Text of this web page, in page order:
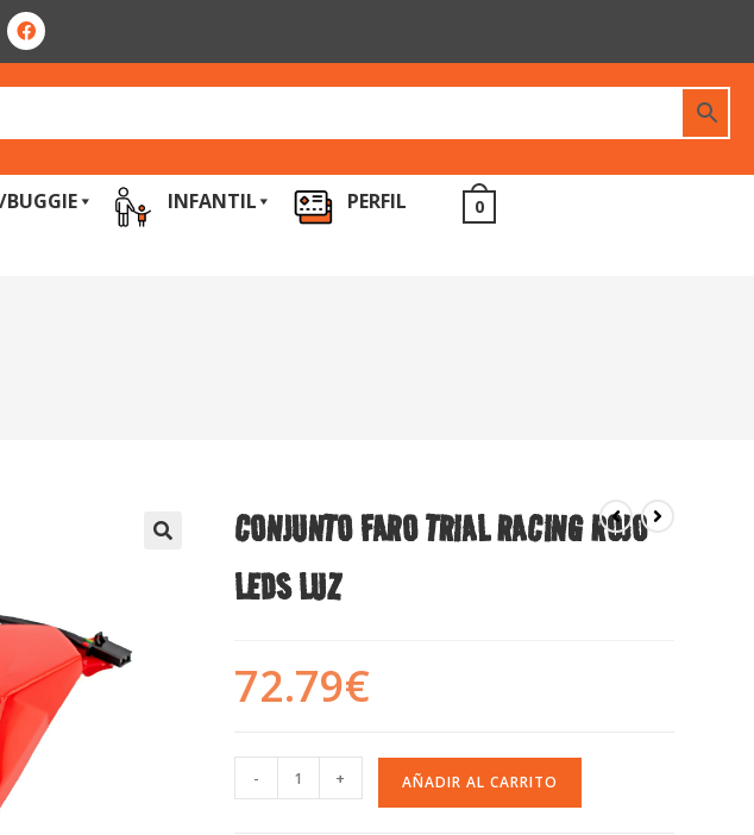
INFANTIL PERFIL 0
CONJUNTO FARO TRIAL RACING ROJO
LEDS LUZ
72.79€
- + AÑADIR AL CARRITO